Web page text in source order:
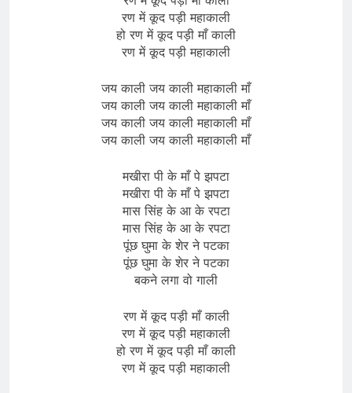
रण में कूद पड़ी महाकाली
हो रण में कूद पड़ी माँ काली
रण में कूद पड़ी महाकाली
जय काली जय काली महाकाली माँ
जय काली जय काली महाकाली माँ
जय काली जय काली महाकाली माँ
जय काली जय काली महाकाली माँ
मखीरा पी के माँ पे झपटा
मखीरा पी के माँ पे झपटा
मास सिंह के आ के रपटा
मास सिंह के आ के रपटा
पूंछ घुमा के शेर ने पटका
पूंछ घुमा के शेर ने पटका
बकने लगा वो गाली
रण में कूद पड़ी माँ काली
रण में कूद पड़ी महाकाली
हो रण में कूद पड़ी माँ काली
रण में कूद पड़ी महाकाली